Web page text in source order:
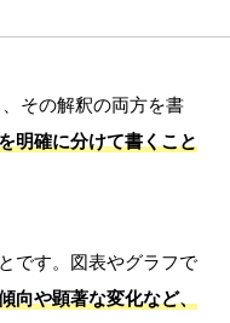
その解釈の両方を書
明確に分けて書くこと
です。図表やグラフで
向や顕著な変化など、